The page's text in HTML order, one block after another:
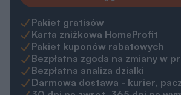
Pakiet gratisów
Karta zniżkowa HomeProfit
Pakiet kuponów rabatowych
Bezpłatna zgoda na zmiany w
Bezpłatna analiza działki
Darmowa dostawa - kurier,